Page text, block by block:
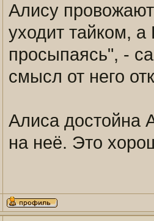
Алису
уходит тайком, а
просыпаясь", -
смысл от него
Алиса достойна
на неё. Это